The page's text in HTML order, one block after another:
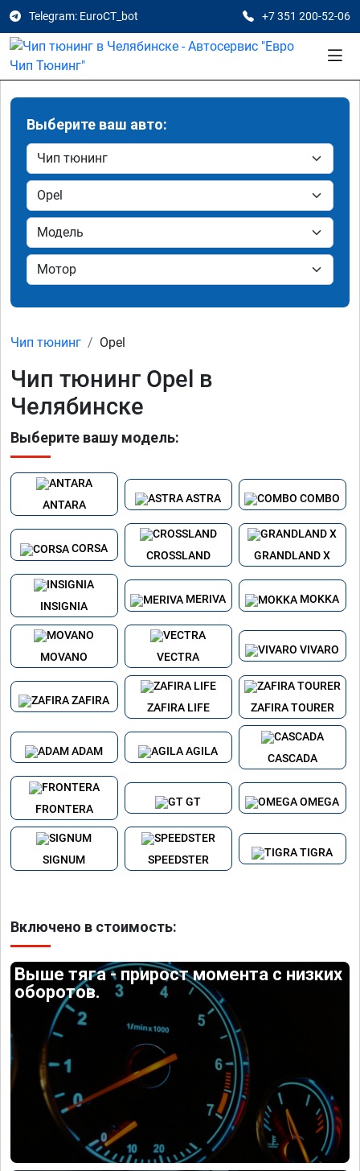
Telegram: EuroCT_bot +7 351 200-52-06
Выберите ваш авто:
Чип тюнинг Opel
Чип тюнинг Opel в
Челябинске
Выберите вашу модель:
ANTARA
ASTRA COMBO
CORSA
CROSSLAND GRANDLAND X
INSIGNIA
MERIVA MOKKA
MOVANO VECTRA
VIVARO
ZAFIRA
ZAFIRA LIFE ZAFIRA TOURER
ADAM AGILA
CASCADA
FRONTERA
GT OMEGA
SIGNUM SPEEDSTER
TIGRA
Включено в стоимость:
Выше тяга - прирост момента с низких
оборотов.